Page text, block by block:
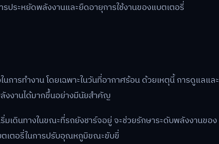
ประหยัดพลังงานและยืดอายุการใช้งานของแบตเตอรี่
ารทำงาน โดยเฉพาะในวันที่อากาศร้อน ด้วยเหตุนี้ การดูแลและ
งงานได้มากขึ้นอย่างมีนัยสำคัญ
เดินทางในขณะที่รถยังชาร์จอยู่ จะช่วยรักษาระดับพลังงานของ
ตเตอรี่ในการปรับอุณหภูมิขณะขับขี่